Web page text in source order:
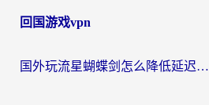
回国游戏vpn
国外玩流星蝴蝶剑怎么降低延迟？海外党必看的加速秘籍（含欧洲鸣潮&彩虹岛优化攻略）